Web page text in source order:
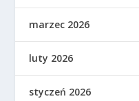
marzec 2026
luty 2026
styczeń 2026